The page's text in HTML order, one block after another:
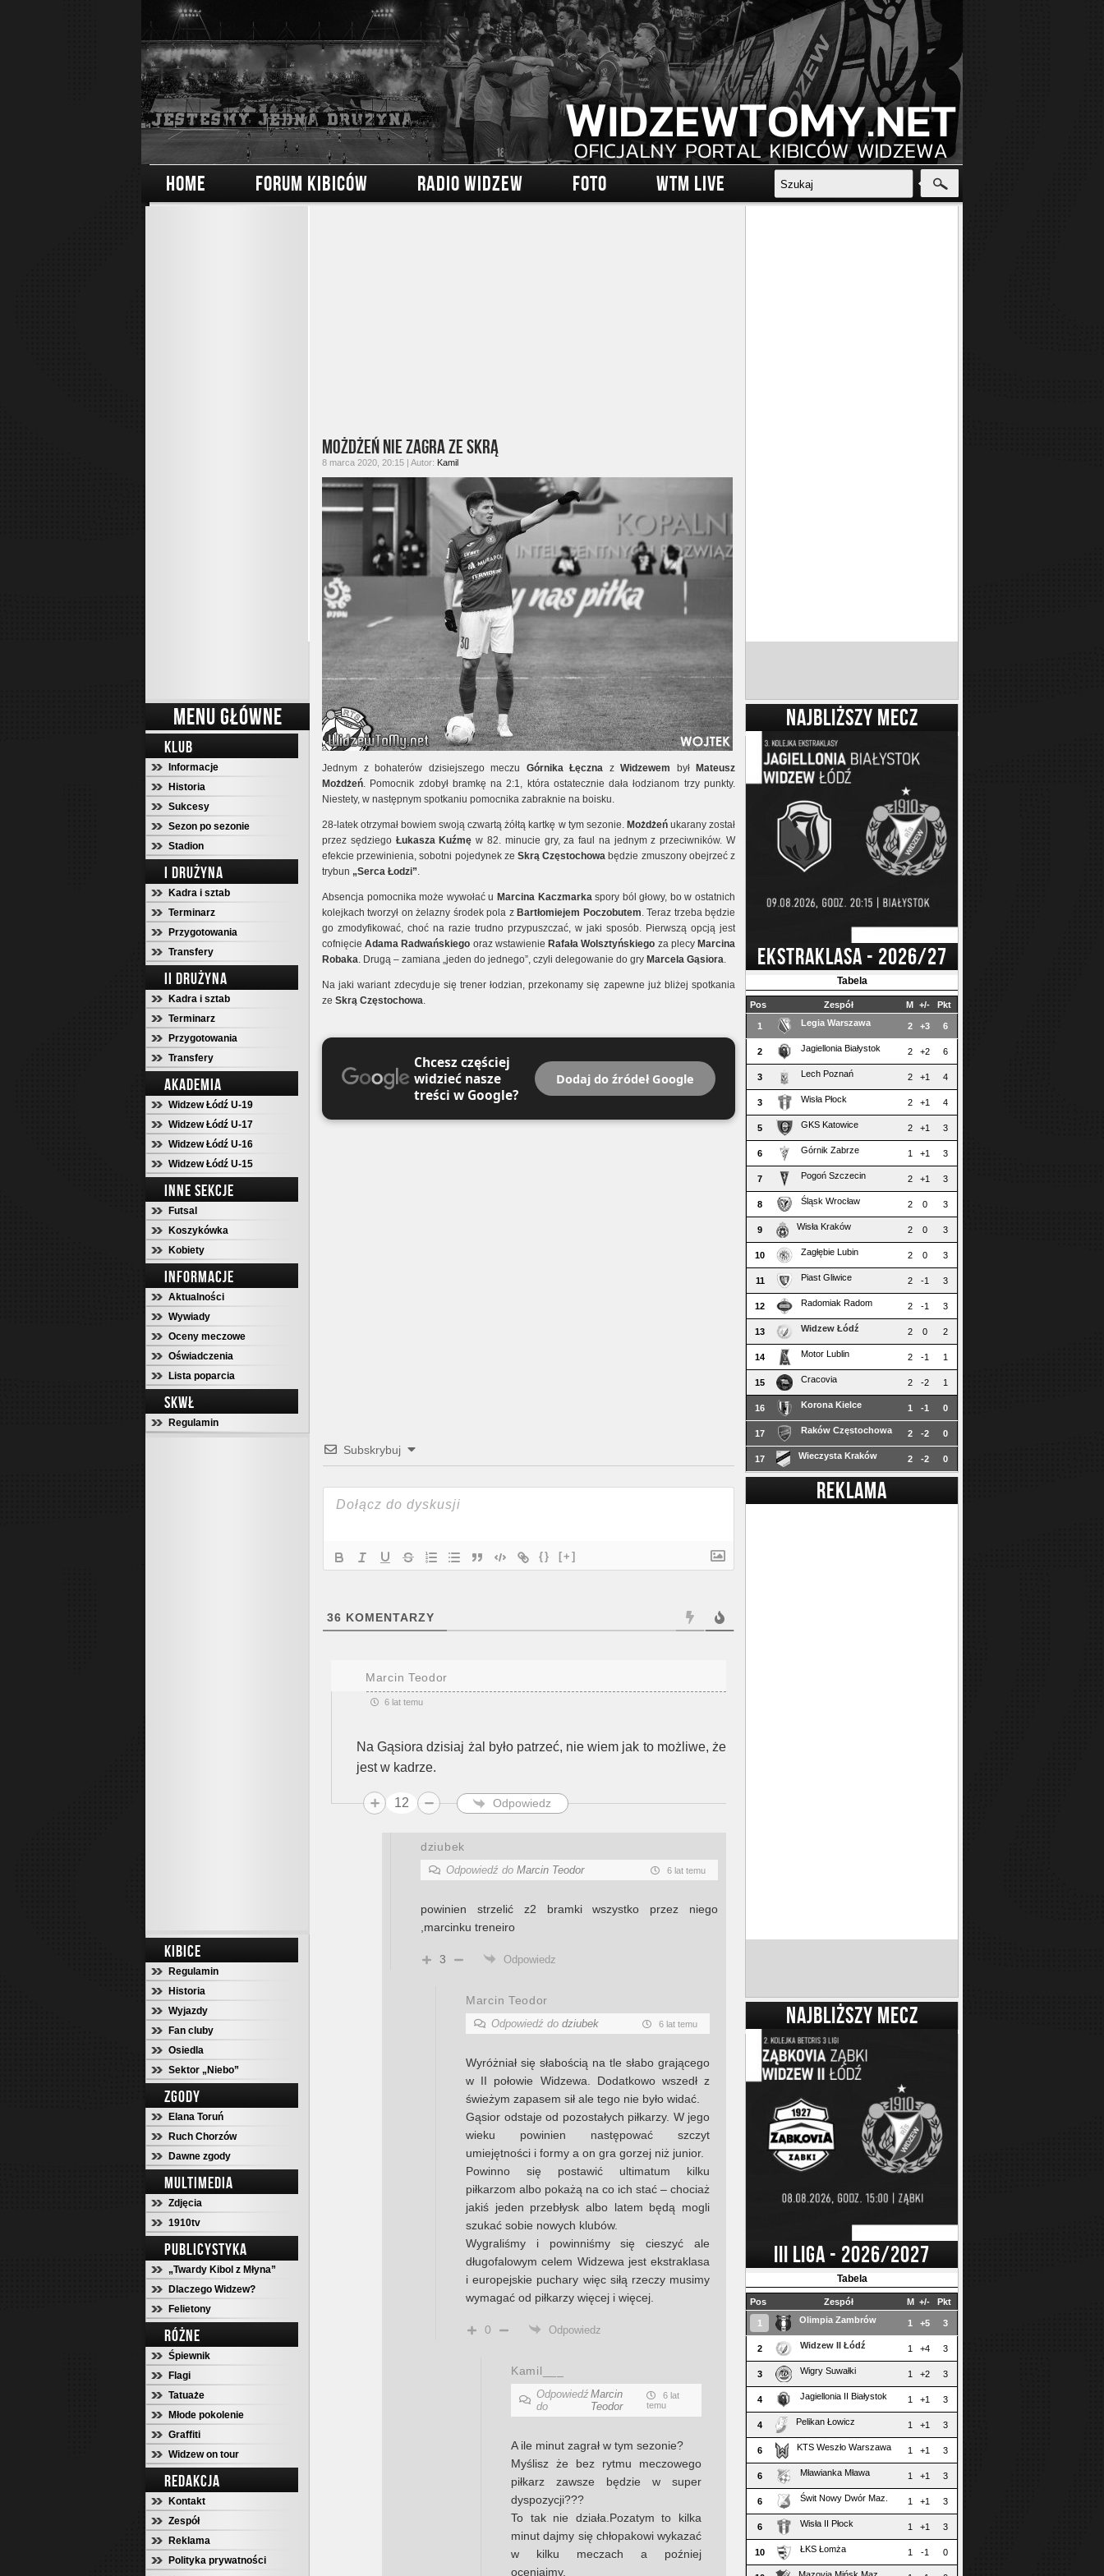
HOME FORUM KIBICÓW RADIO WIDZEW FOTO WTM LIVE
MENU GŁÓWNE
KLUB
Informacje
Historia
Sukcesy
Sezon po sezonie
Stadion
I DRUŻYNA
Kadra i sztab
Terminarz
Przygotowania
Transfery
II DRUŻYNA
Kadra i sztab
Terminarz
Przygotowania
Transfery
AKADEMIA
Widzew Łódź U-19
Widzew Łódź U-17
Widzew Łódź U-16
Widzew Łódź U-15
INNE SEKCJE
Futsal
Koszykówka
Kobiety
INFORMACJE
Aktualności
Wywiady
Oceny meczowe
Oświadczenia
Lista poparcia
SKWŁ
Regulamin
KIBICE
Regulamin
Historia
Wyjazdy
Fan cluby
Osiedla
Sektor „Niebo”
ZGODY
Elana Toruń
Ruch Chorzów
Dawne zgody
MULTIMEDIA
Zdjęcia
1910tv
PUBLICYSTYKA
„Twardy Kibol z Młyna”
Dlaczego Widzew?
Felietony
RÓŻNE
Śpiewnik
Flagi
Tatuaże
Młode pokolenie
Graffiti
Widzew on tour
REDAKCJA
Kontakt
Zespół
Reklama
Polityka prywatności
Możdżeń nie zagra ze Skrą
8 marca 2020, 20:15 | Autor: Kamil
Jednym z bohaterów dzisiejszego meczu Górnika Łęczna z Widzewem był
Mateusz
Możdżeń. Pomocnik zdobył bramkę na 2:1, która ostatecznie dała łodzianom trzy punkty.
Niestety, w następnym spotkaniu pomocnika zabraknie na boisku.
28-latek otrzymał bowiem swoją czwartą żółtą kartkę w tym sezonie. Możdżeń ukarany został
przez sędziego Łukasza Kuźmęw 82. minucie gry, za faul na jednym z przeciwników. W
efekcie przewinienia, sobotni pojedynek ze Skrą Częstochowa będzie zmuszony obejrzeć z
trybun „Serca Łodzi”.
Absencja pomocnika może wywołać u Marcina Kaczmarkaspory ból głowy, bo w ostatnich
kolejkach tworzył on żelazny środek pola z Bartłomiejem Poczobutem. Teraz trzeba będzie
go zmodyfikować, choć na razie trudno przypuszczać, w jaki sposób. Pierwszą opcją jest
cofnięcieAdama Radwańskiego oraz wstawienie Rafała Wolsztyńskiego za plecy Marcina
Robaka. Drugą – zamiana „jeden do jednego”, czyli delegowanie do gry Marcela Gąsiora.
Na jaki wariant zdecyduje się trener łodzian, przekonamy się zapewne już bliżej spotkania
ze Skrą Częstochowa.
Chcesz częściej
widzieć nasze
treści w Google?
Dodaj do źródeł Google
Subskrybuj
{} [+]
36 KOMENTARZY
Marcin Teodor
6 lat temu
Na Gąsiora dzisiaj żal było patrzeć, nie wiem jak to możliwe, że
jest w kadrze.
12 Odpowiedz
dziubek
Odpowiedź do Marcin Teodor 6 lat temu
powinien strzelić z2 bramki wszystko przez niego
,marcinku treneiro
3 Odpowiedz
Marcin Teodor
Odpowiedź do dziubek 6 lat temu
Wyróżniał się słabością na tle słabo grającego
w II połowie Widzewa. Dodatkowo wszedł z
świeżym zapasem sił ale tego nie było widać.
Gąsior odstaje od pozostałych piłkarzy. W jego
wieku powinien następować szczyt
umiejętności i formy a on gra gorzej niż junior.
Powinno się postawić ultimatum kilku
piłkarzom albo pokażą na co ich stać – chociaż
jakiś jeden przebłysk albo latem będą mogli
szukać sobie nowych klubów.
Wygraliśmy i powinniśmy się cieszyć ale
długofalowym celem Widzewa jest ekstraklasa
i europejskie puchary więc siłą rzeczy musimy
wymagać od piłkarzy więcej i więcej.
0 Odpowiedz
Kamil___
Odpowiedź
do
Marcin
Teodor
6 lat
temu
A ile minut zagrał w tym sezonie?
Myślisz że bez rytmu meczowego
piłkarz zawsze będzie w super
dyspozycji???
To tak nie działa.Pozatym to kilka
minut dajmy się chłopakowi wykazać
w kilku meczach a poźniej
oceniajmy.
NAJBLIŻSZY MECZ
EKSTRAKLASA - 2026/27
Tabela
Pos Zespół M +/- Pkt
1 Legia Warszawa 2 +3 6
2 Jagiellonia Białystok 2 +2 6
3 Lech Poznań 2 +1 4
3 Wisła Płock 2 +1 4
5 GKS Katowice 2 +1 3
6 Górnik Zabrze 1 +1 3
7 Pogoń Szczecin 2 +1 3
8 Śląsk Wrocław 2 0 3
9 Wisła Kraków 2 0 3
10 Zagłębie Lubin 2 0 3
11 Piast Gliwice 2 -1 3
12 Radomiak Radom 2 -1 3
13 Widzew Łódź 2 0 2
14 Motor Lublin 2 -1 1
15 Cracovia 2 -2 1
16 Korona Kielce 1 -1 0
17 Raków Częstochowa 2 -2 0
17 Wieczysta Kraków 2 -2 0
REKLAMA
NAJBLIŻSZY MECZ
III LIGA - 2026/2027
Tabela
Pos Zespół M +/- Pkt
1 Olimpia Zambrów 1 +5 3
2 Widzew II Łódź 1 +4 3
3 Wigry Suwałki 1 +2 3
4 Jagiellonia II Białystok 1 +1 3
4 Pelikan Łowicz 1 +1 3
6 KTS Weszło Warszawa 1 +1 3
6 Mławianka Mława 1 +1 3
6 Świt Nowy Dwór Maz. 1 +1 3
6 Wisła II Płock 1 +1 3
10 ŁKS Łomża 1 -1 0